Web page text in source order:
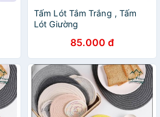
Tấm Lót Tắm Trắng , Tấm
Lót Giường
85.000 đ